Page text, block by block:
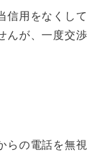
信用をなくし
んが、一度交
らの電話を無